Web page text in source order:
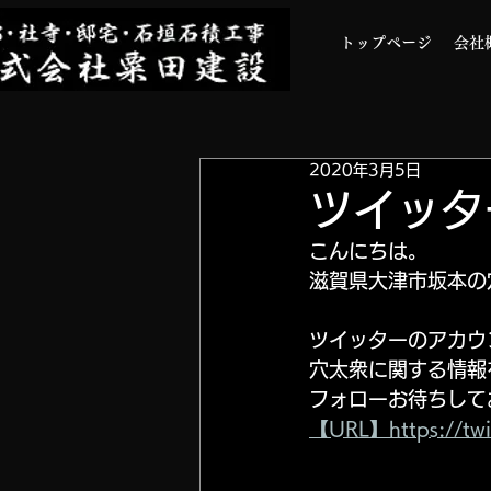
トップページ 会社
ツイッ
2020年3月5日
こんにちは。
滋賀県大津市坂本
ツイッターのアカ
穴太衆に関する情
フォローお待ちし
【URL】https://